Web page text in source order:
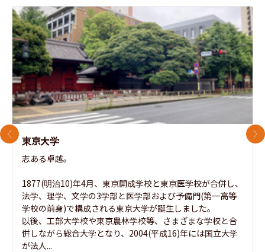
東京大学
志ある卓越。
1877(明治10)年4月、東京開成学校と東京医学校が合併し、
法学、理学、文学の3学部と医学部および予備門(第一高等
学校の前身)で構成される東京大学が誕生しました。
以後、工部大学校や東京農林学校等、さまざまな学校と合
併しながら総合大学となり、2004(平成16)年には国立大学
が法人...
前のスライド 次